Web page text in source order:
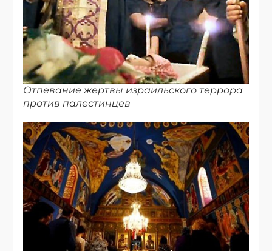
Отпевание жертвы израильского террора
против палестинцев